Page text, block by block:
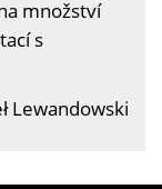
množství
s
Lewandowski